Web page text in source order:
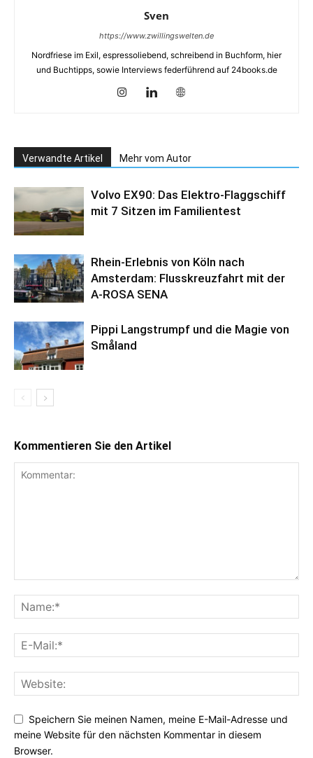
Sven
https://www.zwillingswelten.de
Nordfriese im Exil, espressoliebend, schreibend in Buchform, hier
und Buchtipps, sowie Interviews federführend auf 24books.de
Verwandte Artikel Mehr vom Autor
Volvo EX90: Das Elektro-Flaggschiff
mit 7 Sitzen im Familientest
Rhein-Erlebnis von Köln nach
Amsterdam: Flusskreuzfahrt mit der
A-ROSA SENA
Pippi Langstrumpf und die Magie von
Småland
Kommentieren Sie den Artikel
Speichern Sie meinen Namen, meine E-Mail-Adresse und
meine Website für den nächsten Kommentar in diesem
Browser.